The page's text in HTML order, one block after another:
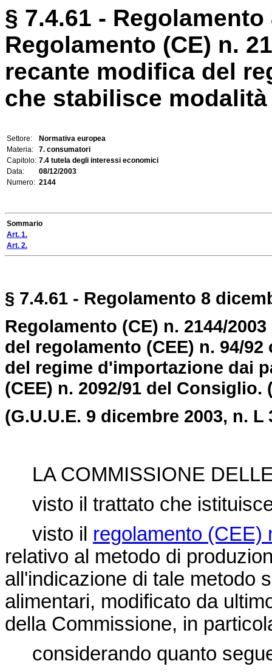
§ 7.4.61 -
Regolamento (CE) n.
recante modifica del
che stabilisce
Settore:
Normativa europea
Materia:
7. consumatori
Capitolo: 7.4 tutela degli interessi economici
Data:
08/12/2003
Numero: 2144
Sommario
Art. 1.
Art. 2.
§ 7.4.61 - Regolamento 8
Regolamento (CE) n. 2144/
del regolamento (CEE) n. 94/
del regime d'importazione dai
(CEE) n. 2092/91 del Consiglio.
(G.U.U.E. 9 dicembre 2003, n. L
LA COMMISSIONE
visto il trattato che
visto il regolamento (CEE)
relativo al metodo di
all'indicazione di tale metodo
alimentari, modificato da
della Commissione, in
considerando quanto